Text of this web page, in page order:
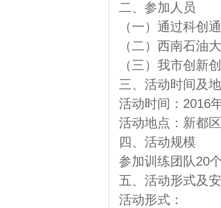
二、参加人员
（一）通过科创
（二）西南石油
（三）我市创新
三、活动时间及
活动时间：2016
活动地点：新都
四、活动规模
参加训练团队20
五、活动形式及
活动形式：